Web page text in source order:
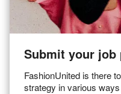
Submit your job
FashionUnited is there
strategy in various ways